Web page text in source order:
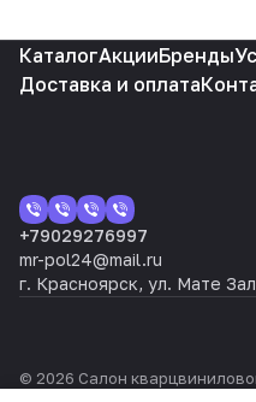
КаталогАкцииБренды
Доставка и оплата
+79029276997
mr-pol24@mail.ru
г. Красноярск, ул. Мате
© 2026 Салон